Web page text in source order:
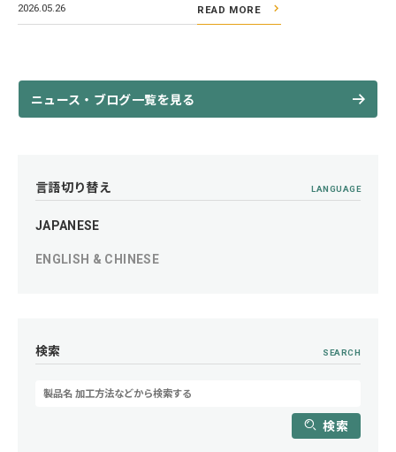
2026.05.26 READ MORE
ニュース・ブログ一覧を見る
言語切り替え LANGUAGE
JAPANESE
ENGLISH & CHINESE
検索 SEARCH
検索